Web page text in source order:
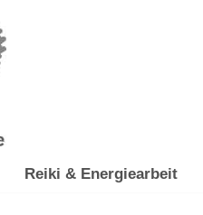
Reiki & Energiearbeit